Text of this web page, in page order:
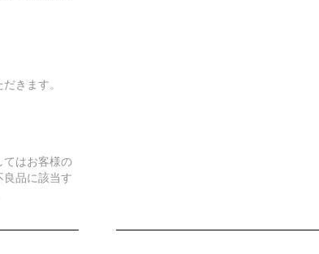
きます。
はお客様の
品に該当す